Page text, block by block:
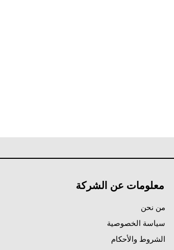
معلومات عن الشركة
من نحن
سياسة الخصوصية
الشروط والأحكام